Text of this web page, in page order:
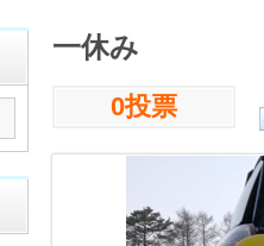
一休み
0投票